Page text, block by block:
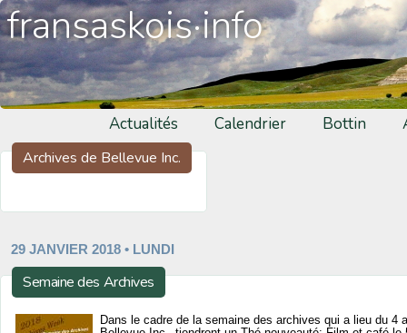
fransaskois·info
Actualités Calendrier Bottin
Archives de Bellevue Inc.
29 JANVIER 2018 • LUNDI
Semaine des Archives
Dans le cadre de la semaine des archives qui a lieu du 4